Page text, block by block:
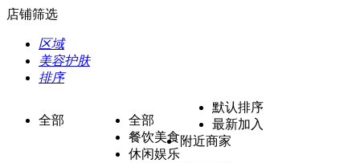
店铺筛选
区域
美容护肤
排序
全部
全部
餐饮美食
休闲娱乐
默认排序
最新加入
附近商家